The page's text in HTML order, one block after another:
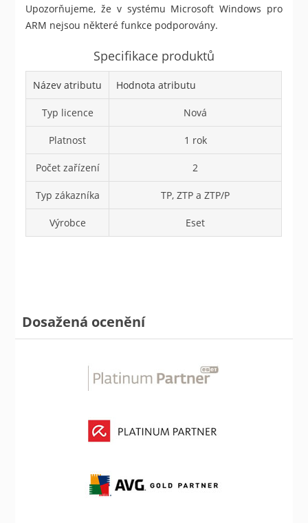
Upozorňujeme, že v systému Microsoft Windows pro
ARM nejsou některé funkce podporovány.
Specifikace produktů
Název atributu Hodnota atributu
Typ licence Nová
Platnost 1 rok
Počet zařízení 2
Typ zákazníka TP, ZTP a ZTP/P
Výrobce Eset
Dosažená ocenění